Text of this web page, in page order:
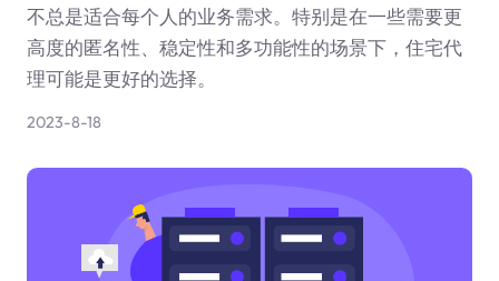
不总是适合每个人的业务需求。特别是在一些需要更
高度的匿名性、稳定性和多功能性的场景下，住宅代
理可能是更好的选择。
2023-8-18